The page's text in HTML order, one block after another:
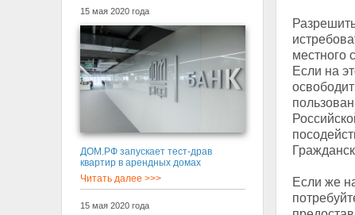
15 мая 2020 года
ДОМ.РФ запускает тест-драв
квартир в арендных домах
Читать далее >>>
15 мая 2020 года
местного
Если на
Если же